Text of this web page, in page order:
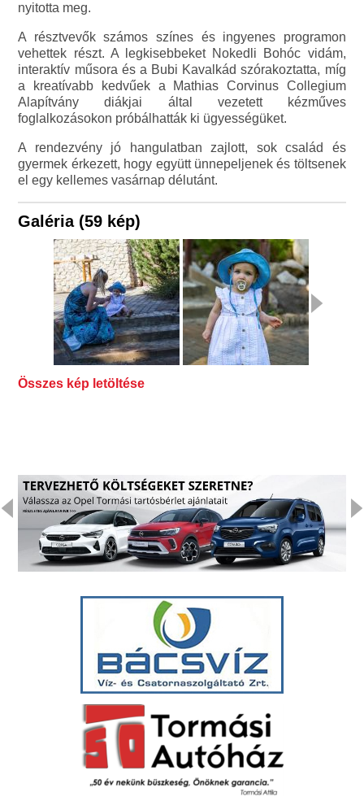
nyitotta meg.
A résztvevők számos színes és ingyenes programon
vehettek részt. A legkisebbeket Nokedli Bohóc vidám,
interaktív műsora és a Bubi Kavalkád szórakoztatta, míg
a kreatívabb kedvűek a Mathias Corvinus Collegium
Alapítvány diákjai által vezetett kézműves
foglalkozásokon próbálhatták ki ügyességüket.
A rendezvény jó hangulatban zajlott, sok család és
gyermek érkezett, hogy együtt ünnepeljenek és töltsenek
el egy kellemes vasárnap délutánt.
Galéria (59 kép)
Összes kép letöltése